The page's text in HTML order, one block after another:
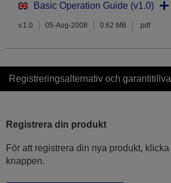
Basic Operation Guide (v1.0)
v.1.0 05-Aug-2008 0.62 MB .pdf
Registreringsalternativ och garantitillval
Registrera din produkt
För att registrera din nya produkt,
knappen.